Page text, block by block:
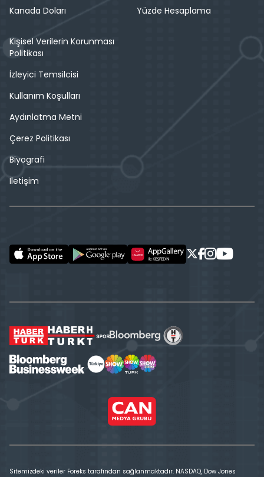
Kanada Doları
Yüzde Hesaplama
Kişisel Verilerin Korunması
Politikası
İzleyici Temsilcisi
Kullanım Koşulları
Aydınlatma Metni
Çerez Politikası
Biyografi
İletişim
Sitemizdeki veriler Foreks tarafından sağlanmaktadır. NASDAQ, Dow Jones